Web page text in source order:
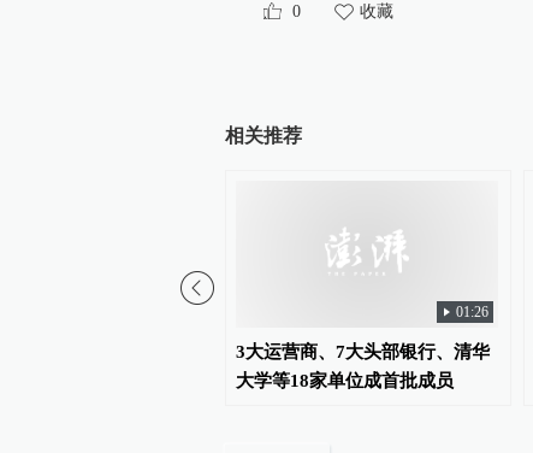
0 收藏
相关推荐
01:26
3大运营商、7大头部银行、清华
大学等18家单位成首批成员